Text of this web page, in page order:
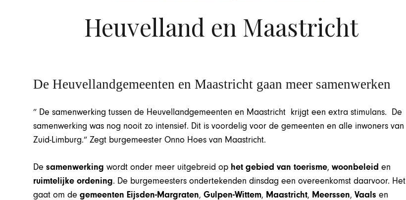
Heuvelland en Maastricht
De Heuvellandgemeenten en Maastricht gaan meer samenwerken
” De samenwerking tussen de Heuvellandgemeenten en Maastricht krijgt een extra stimulans. De
samenwerking was nog nooit zo intensief. Dit is voordelig voor de gemeenten en alle inwoners van
Zuid-Limburg.” Zegt burgemeester Onno Hoes van Maastricht.
Desamenwerking wordt onder meer uitgebreid op het gebied van toerisme,woonbeleid en
ruimtelijke ordening. De burgemeesters ondertekenden dinsdag een overeenkomst daarvoor. Het
gaat om degemeenten Eijsden-Margraten,Gulpen-Wittem, Maastricht, Meerssen,Vaals en